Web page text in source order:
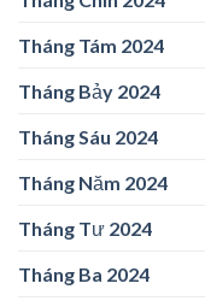
Tháng Tám 2024
Tháng Bảy 2024
Tháng Sáu 2024
Tháng Năm 2024
Tháng Tư 2024
Tháng Ba 2024